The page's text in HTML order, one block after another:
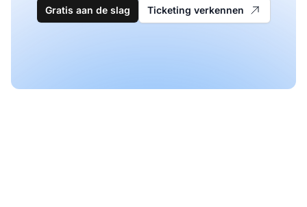
Gratis aan de slag Ticketing verkennen